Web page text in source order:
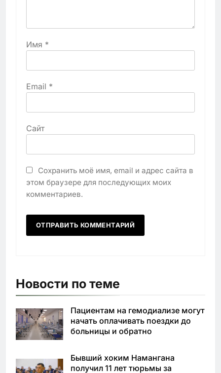
Имя *
Email *
Сайт
Сохранить моё имя, email и адрес сайта в
этом браузере для последующих моих
комментариев.
Новости по теме
Пациентам на гемодиализе могут
начать оплачивать поездки до
больницы и обратно
Бывший хоким Намангана
получил 11 лет тюрьмы за